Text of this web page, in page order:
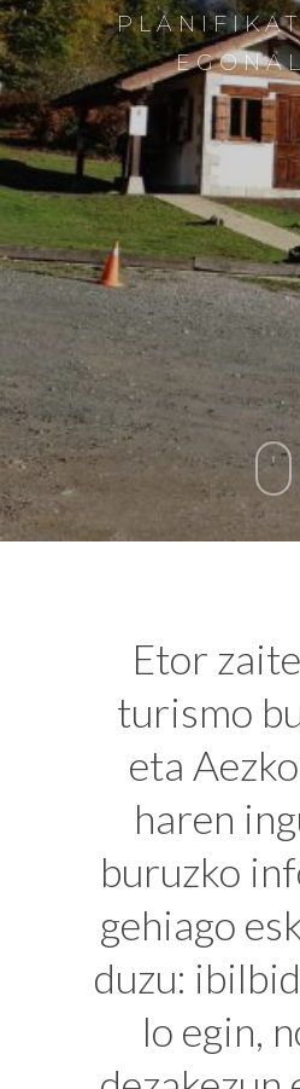
Etor
turismo
eta
haren
buruzko
gehiago
duzu:
lo egin,